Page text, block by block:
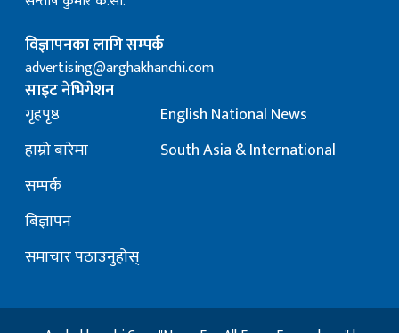
विज्ञापनका लागि सम्पर्क
advertising@arghakhanchi.com
साइट नेभिगेशन
गृहपृष्ठ
हाम्रो बारेमा
सम्पर्क
बिज्ञापन
समाचार पठाउनुहोस्
English National News
South Asia & International